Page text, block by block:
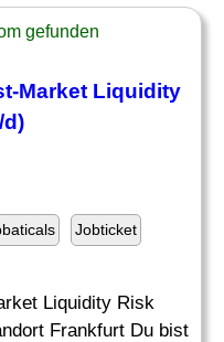
gefunden
-Market Liquidity
d)
Jobticket
Liquidity Risk
Frankfurt Du bist